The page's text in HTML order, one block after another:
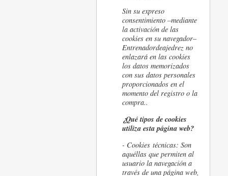
Sin su expreso
consentimiento –mediante
la activación de las
cookies en su navegador–
Entrenadordeajedrez no
enlazará en las cookies
los datos memorizados
con sus datos personales
proporcionados en el
momento del registro o la
compra..
¿Qué tipos de cookies
utiliza esta página web?
- Cookies técnicas: Son
aquéllas que permiten al
usuario la navegación a
través de una página web,